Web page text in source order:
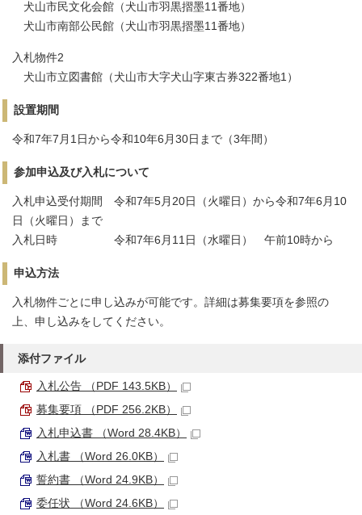
犬山市民文化会館（犬山市羽黒摺墨11番地）
犬山市南部公民館（犬山市羽黒摺墨11番地）
入札物件2
犬山市立図書館（犬山市大字犬山字東古券322番地1）
設置期間
令和7年7月1日から令和10年6月30日まで（3年間）
参加申込及び入札について
入札申込受付期間 令和7年5月20日（火曜日）から令和7年6月10
日（火曜日）まで
入札日時 令和7年6月11日（水曜日） 午前10時から
申込方法
入札物件ごとに申し込みが可能です。詳細は募集要項を参照の
上、申し込みをしてください。
添付ファイル
入札公告 （PDF 143.5KB）
募集要項 （PDF 256.2KB）
入札申込書 （Word 28.4KB）
入札書 （Word 26.0KB）
誓約書 （Word 24.9KB）
委任状 （Word 24.6KB）